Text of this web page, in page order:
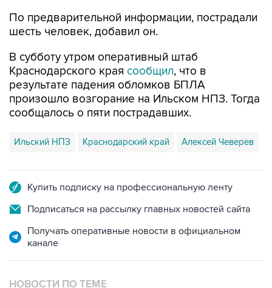
По предварительной информации, пострадали
шесть человек, добавил он.
В субботу утром оперативный штаб
Краснодарского края сообщил, что в
результате падения обломков БПЛА
произошло возгорание на Ильском НПЗ. Тогда
сообщалось о пяти пострадавших.
Ильский НПЗ Краснодарский край Алексей Чеверев
Купить подписку на профессиональную ленту
Подписаться на рассылку главных новостей сайта
Получать оперативные новости в официальном
канале
НОВОСТИ ПО ТЕМЕ